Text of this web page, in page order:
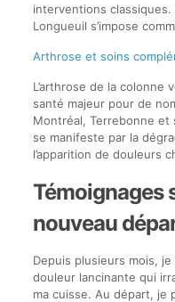
interventions
Longueuil s’impose
Arthrose et soins
L’arthrose de la
santé majeur pour de
Montréal, Terrebonne
se manifeste par la
l’apparition de douleurs
Témoignages
nouveau
Depuis plusieurs mois,
douleur lancinante qui
ma cuisse. Au départ, je